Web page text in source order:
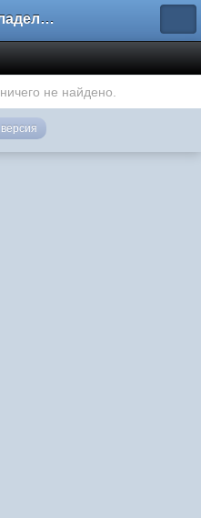
Форум владельцев интернет-магазинов
не найдено.